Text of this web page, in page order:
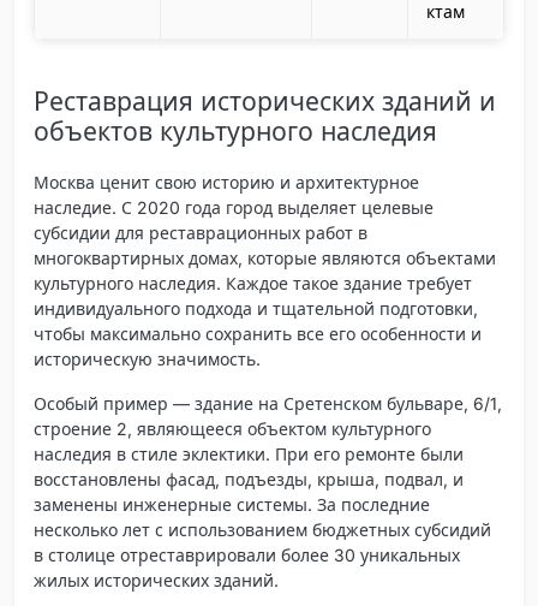
ктам
Реставрация исторических зданий и
объектов культурного наследия
Москва ценит свою историю и архитектурное
наследие. С 2020 года город выделяет целевые
субсидии для реставрационных работ в
многоквартирных домах, которые являются объектами
культурного наследия. Каждое такое здание требует
индивидуального подхода и тщательной подготовки,
чтобы максимально сохранить все его особенности и
историческую значимость.
Особый пример — здание на Сретенском бульваре, 6/1,
строение 2, являющееся объектом культурного
наследия в стиле эклектики. При его ремонте были
восстановлены фасад, подъезды, крыша, подвал, и
заменены инженерные системы. За последние
несколько лет с использованием бюджетных субсидий
в столице отреставрировали более 30 уникальных
жилых исторических зданий.